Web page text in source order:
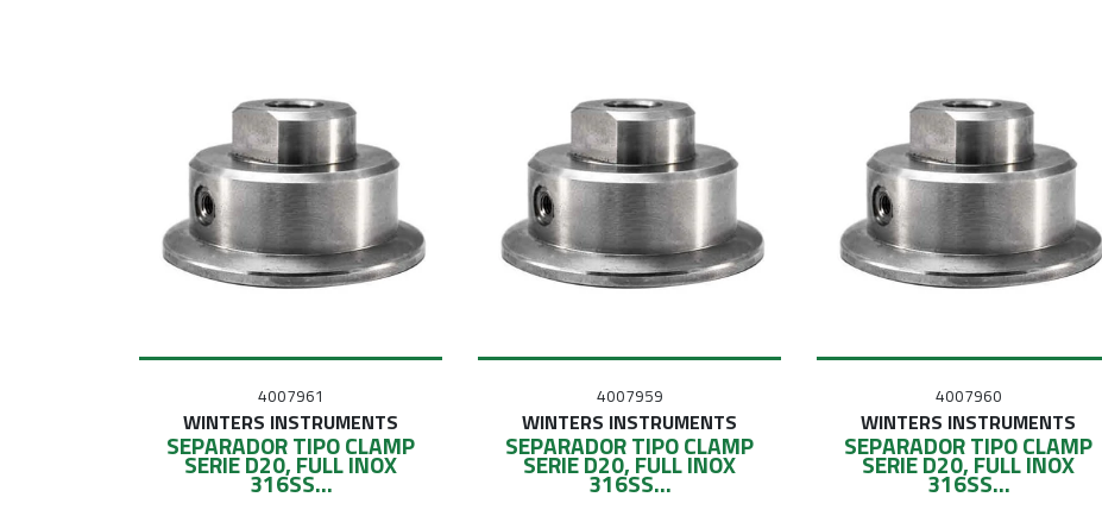
4007961
WINTERS INSTRUMENTS
SEPARADOR TIPO CLAMP
SERIE D20, FULL INOX
316SS...
4007959
WINTERS INSTRUMENTS
SEPARADOR TIPO CLAMP
SERIE D20, FULL INOX
316SS...
4007960
WINTERS INSTRUMENTS
SEPARADOR TIPO CLAMP
SERIE D20, FULL INOX
316SS...